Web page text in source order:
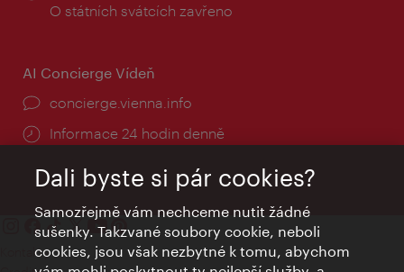
doba:
O státních svátcích zavřeno
AI Concierge Vídeň
concierge.vienna.info
Informace 24 hodin denně
Kontakty
Dali byste si pár cookies?
Samozřejmě vám nechceme nutit žádné
sušenky. Takzvané soubory cookie, neboli
cookies, jsou však nezbytné k tomu, abychom